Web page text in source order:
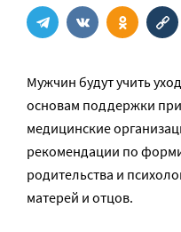
Мужчин будут учить
основам поддержки
медицинские
рекомендации по
родительства и
матерей и отцов.